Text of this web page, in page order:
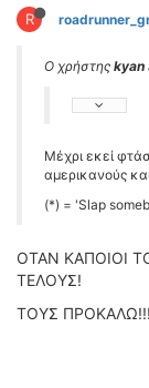
R
Ο χρήστης kyan
Μέχρι εκεί
αμερικανούς
(*) = 'Slap
ΟΤΑΝ ΚΑΠΟΙΟΙ
ΤΕΛΟΥΣ!
ΤΟΥΣ